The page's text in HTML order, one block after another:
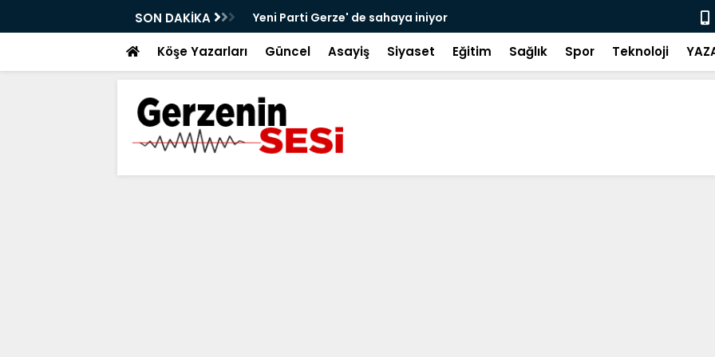
SON DAKİKA Yeni Parti Gerze' de sahaya iniyor
Gerze
Atık
Köşe Yazarları Güncel Asayiş Siyaset Eğitim Sağlık Spor Teknoloji